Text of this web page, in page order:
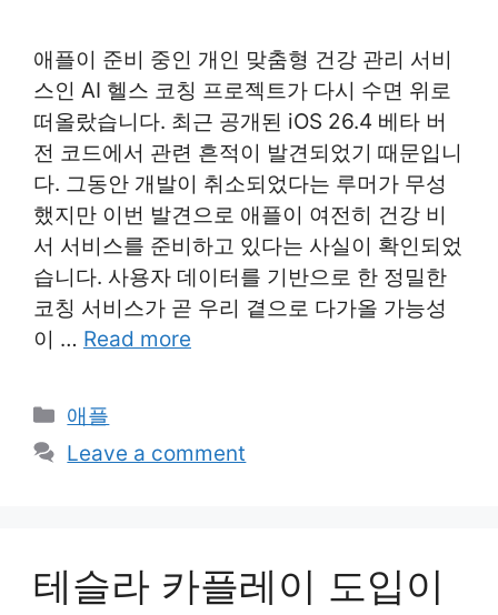
애플이 준비 중인 개인 맞춤형 건강 관리 서비
스인 AI 헬스 코칭 프로젝트가 다시 수면 위로
떠올랐습니다. 최근 공개된 iOS 26.4 베타 버
전 코드에서 관련 흔적이 발견되었기 때문입니
다. 그동안 개발이 취소되었다는 루머가 무성
했지만 이번 발견으로 애플이 여전히 건강 비
서 서비스를 준비하고 있다는 사실이 확인되었
습니다. 사용자 데이터를 기반으로 한 정밀한
코칭 서비스가 곧 우리 곁으로 다가올 가능성
이 … Read more
Categories
애플
Leave a comment
테슬라 카플레이 도입이